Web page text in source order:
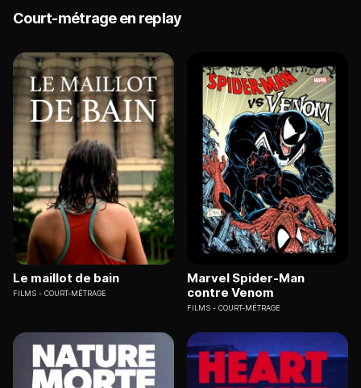
Court-métrage en replay
Le maillot de bain
FILMS COURT-MÉTRAGE
Marvel Spider-Man
contre Venom
FILMS COURT-MÉTRAGE